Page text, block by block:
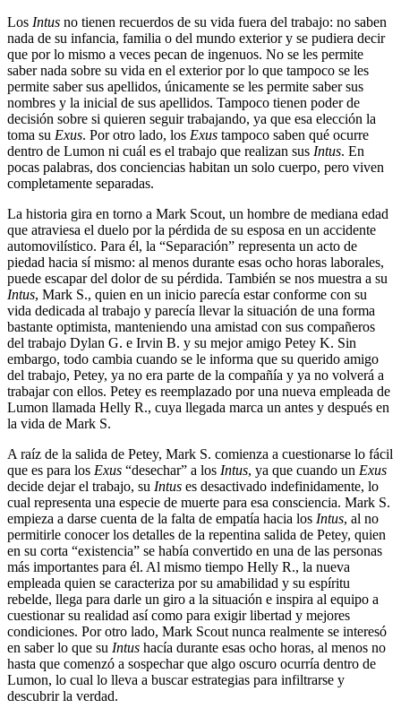
Los Intus no tienen recuerdos de su vida fuera del trabajo: no saben
nada de su infancia, familia o del mundo exterior y se pudiera decir
que por lo mismo a veces pecan de ingenuos. No se les permite
saber nada sobre su vida en el exterior por lo que tampoco se les
permite saber sus apellidos, únicamente se les permite saber sus
nombres y la inicial de sus apellidos. Tampoco tienen poder de
decisión sobre si quieren seguir trabajando, ya que esa elección la
toma su Exus. Por otro lado, los Exus tampoco saben qué ocurre
dentro de Lumon ni cuál es el trabajo que realizan sus Intus. En
pocas palabras, dos conciencias habitan un solo cuerpo, pero viven
completamente separadas.
La historia gira en torno a Mark Scout, un hombre de mediana edad
que atraviesa el duelo por la pérdida de su esposa en un accidente
automovilístico. Para él, la “Separación” representa un acto de
piedad hacia sí mismo: al menos durante esas ocho horas laborales,
puede escapar del dolor de su pérdida. También se nos muestra a su
Intus, Mark S., quien en un inicio parecía estar conforme con su
vida dedicada al trabajo y parecía llevar la situación de una forma
bastante optimista, manteniendo una amistad con sus compañeros
del trabajo Dylan G. e Irvin B. y su mejor amigo Petey K. Sin
embargo, todo cambia cuando se le informa que su querido amigo
del trabajo, Petey, ya no era parte de la compañía y ya no volverá a
trabajar con ellos. Petey es reemplazado por una nueva empleada de
Lumon llamada Helly R., cuya llegada marca un antes y después en
la vida de Mark S.
A raíz de la salida de Petey, Mark S. comienza a cuestionarse lo fácil
que es para los Exus “desechar” a los Intus, ya que cuando un Exus
decide dejar el trabajo, su Intus es desactivado indefinidamente, lo
cual representa una especie de muerte para esa consciencia. Mark S.
empieza a darse cuenta de la falta de empatía hacia los Intus, al no
permitirle conocer los detalles de la repentina salida de Petey, quien
en su corta “existencia” se había convertido en una de las personas
más importantes para él. Al mismo tiempo Helly R., la nueva
empleada quien se caracteriza por su amabilidad y su espíritu
rebelde, llega para darle un giro a la situación e inspira al equipo a
cuestionar su realidad así como para exigir libertad y mejores
condiciones. Por otro lado, Mark Scout nunca realmente se interesó
en saber lo que su Intus hacía durante esas ocho horas, al menos no
hasta que comenzó a sospechar que algo oscuro ocurría dentro de
Lumon, lo cual lo lleva a buscar estrategias para infiltrarse y
descubrir la verdad.